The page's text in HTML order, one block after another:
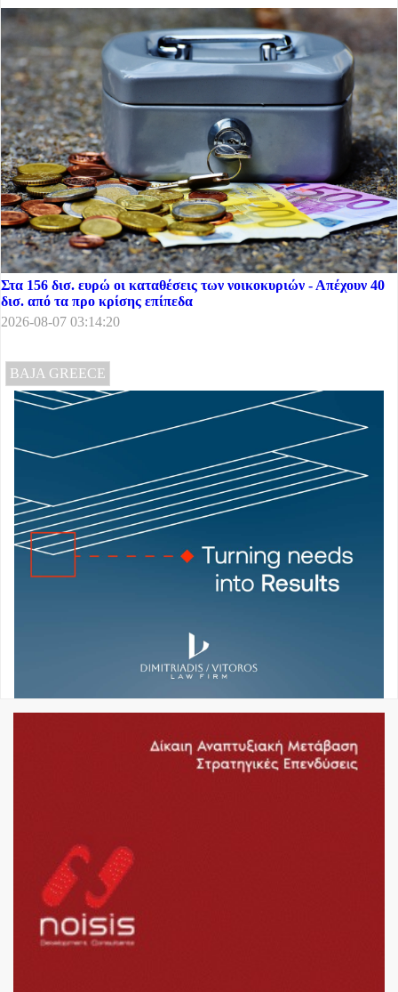
Στα 156 δισ. ευρώ οι καταθέσεις των νοικοκυριών - Απέχουν 40
δισ. από τα προ κρίσης επίπεδα
2026-08-07 03:14:20
BAJA GREECE